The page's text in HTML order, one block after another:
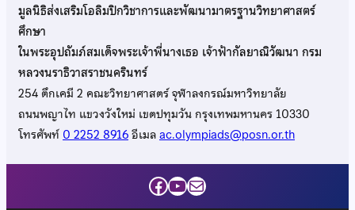
มูลนิธิส่งเสริมโอลิมปิกวิชาการและพัฒนามาตรฐานวิทยาศาสตร์
ศึกษา
ในพระอุปถัมภ์สมเด็จพระเจ้าพี่นางเธอ เจ้าฟ้ากัลยาณิวัฒนา กรม
หลวงนราธิวาสราชนครินทร์
254 ตึกเคมี 2 คณะวิทยาศาสตร์ จุฬาลงกรณ์มหาวิทยาลัย
ถนนพญาไท แขวงวังใหม่ เขตปทุมวัน กรุงเทพมหานคร 10330
โทรศัพท์0 2252 8916อีเมลac.olympiads@posn.or.th
Facebook
YouTube
Mail